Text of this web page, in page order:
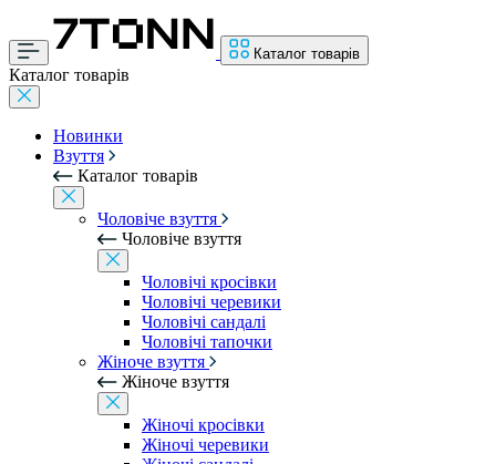
Каталог товарів
Каталог товарів
Новинки
Взуття
Каталог товарів
Чоловіче взуття
Чоловіче взуття
Чоловічі кросівки
Чоловічі черевики
Чоловічі сандалі
Чоловічі тапочки
Жіноче взуття
Жіноче взуття
Жіночі кросівки
Жіночі черевики